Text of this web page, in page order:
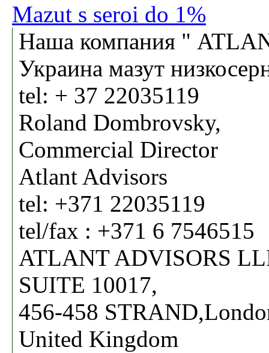
Mazut s seroi do 1%
Наша компания "
Украина мазут
tel: + 37 22035119
Roland Dombrovsky,
Commercial Director
Atlant Advisors
tel: +371 22035119
tel/fax : +371 6 7546515
ATLANT ADVISORS
SUITE 10017,
456-458
United Kingdom